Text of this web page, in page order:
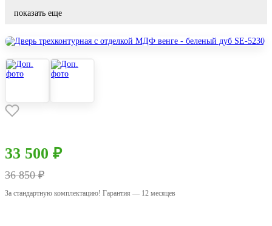
показать еще
33 500 ₽
36 850 ₽
За стандартную комплектацию! Гарантия — 12 месяцев